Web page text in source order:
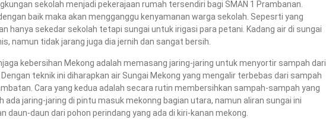
sekolah menjadi pekerajaan rumah tersendiri bagi SMAN 1 Prambanan.
baik maka akan mengganggu kenyamanan warga sekolah. Sepesrti yang
hanya sekedar sekolah tetapi sungai untuk irigasi para petani. Kadang air di sungai
namun tidak jarang juga dia jernih dan sangat bersih.
kebersihan Mekong adalah memasang jaring-jaring untuk menyortir sampah dari
teknik ini diharapkan air Sungai Mekong yang mengalir terbebas dari sampah
Cara yang kedua adalah secara rutin membersihkan sampah-sampah yang
ada jaring-jaring di pintu masuk mekonng bagian utara, namun aliran sungai ini
daun-daun dari pohon perindang yang ada di kiri-kanan mekong.